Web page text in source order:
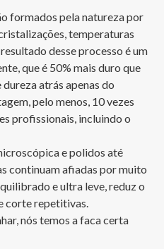
formados pela natureza por
temperaturas
desse processo é um
que é 50% mais duro que
dureza atrás apenas do
pelo menos, 10 vezes
profissionais, incluindo o
e polidos até
continuam afiadas por muito
e ultra leve, reduz o
corte repetitivas.
nós temos a faca certa